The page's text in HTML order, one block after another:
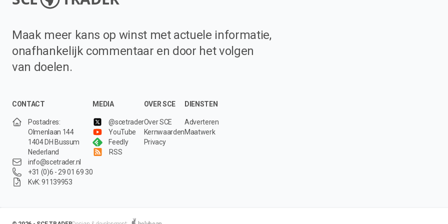
Maak meer kans op winst met actuele informatie,
onafhankelijk commentaar en door het volgen
van doelen.
CONTACT
Postadres:
Olmenlaan 144
1404 DH Bussum
Nederland
info@scetrader.nl
+31 (0)6 - 29 01 69 30
KvK: 91139953
MEDIA
@scetrader
YouTube
Feedly
RSS
OVER SCE
Over SCE
Kernwaarden
Privacy
DIENSTEN
Adverteren
Maatwerk